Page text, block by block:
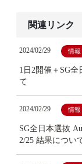
関連リンク
2024/02/29 情報
1日2開催＋SG
て
2024/02/29 情報
SG全日本選抜
2/25 結果につい